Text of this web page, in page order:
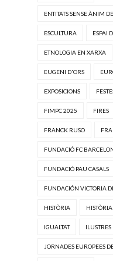
ENTITATS SENSE ÀNIM
ESCULTURA ESPAI
ETNOLOGIA EN XARXA
EUGENI D'ORS
EXPOSICIONS
FIMPC 2025 FIRES
FRANCK RUSO
FUNDACIÓ FC
FUNDACIÓ PAU CASALS
FUNDACIÓN VICTORIA
HISTÒRIA
IGUALTAT
JORNADES EUROPEES